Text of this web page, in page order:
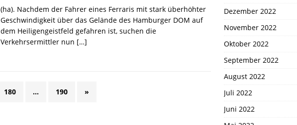
(ha). Nachdem der Fahrer eines Ferraris mit stark überhöhter
Geschwindigkeit über das Gelände des Hamburger DOM auf
dem Heiligengeistfeld gefahren ist, suchen die
Verkehrsermittler nun […]
180 … 190 »
Dezember 2022
November 2022
Oktober 2022
September 2022
August 2022
Juli 2022
Juni 2022